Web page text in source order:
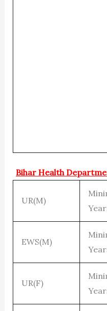
Bihar Health
UR(M)
EWS(M)
UR(F)